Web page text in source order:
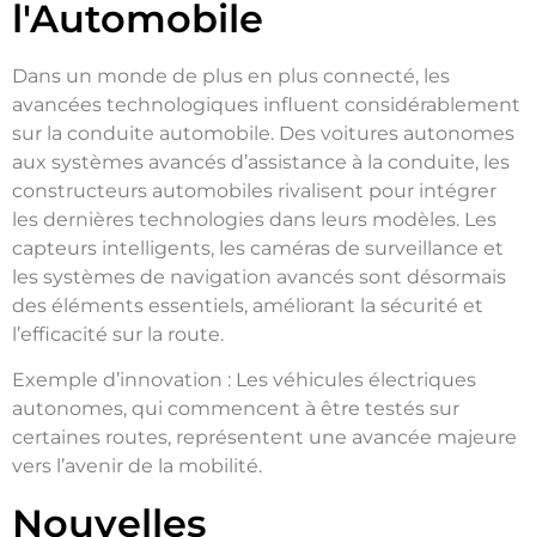
l'Automobile
Dans un monde de plus en plus connecté, les
avancées technologiques influent considérablement
sur la conduite automobile. Des voitures autonomes
aux systèmes avancés d’assistance à la conduite, les
constructeurs automobiles rivalisent pour intégrer
les dernières technologies dans leurs modèles. Les
capteurs intelligents, les caméras de surveillance et
les systèmes de navigation avancés sont désormais
des éléments essentiels, améliorant la sécurité et
l’efficacité sur la route.
Exemple d’innovation : Les véhicules électriques
autonomes, qui commencent à être testés sur
certaines routes, représentent une avancée majeure
vers l’avenir de la mobilité.
Nouvelles